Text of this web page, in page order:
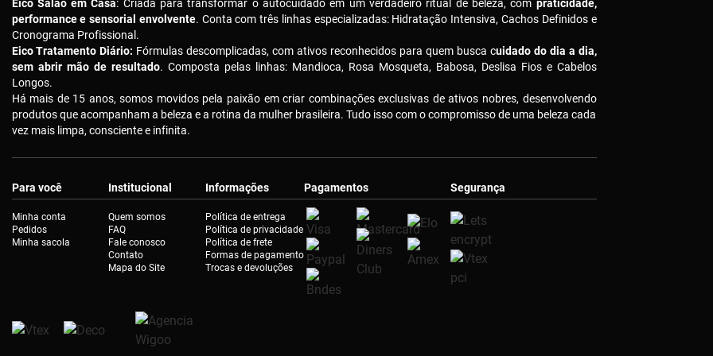
Eico Salão em Casa: Criada para transformar o autocuidado em um verdadeiro ritual de beleza, com praticidade,
performance e sensorial envolvente. Conta com três linhas especializadas: Hidratação Intensiva, Cachos Definidos e
Cronograma Profissional.
Eico Tratamento Diário: Fórmulas descomplicadas, com ativos reconhecidos para quem busca cuidado do dia a dia,
sem abrir mão de resultado. Composta pelas linhas: Mandioca, Rosa Mosqueta, Babosa, Deslisa Fios e Cabelos
Longos.
Há mais de 15 anos, somos movidos pela paixão em criar combinações exclusivas de ativos nobres, desenvolvendo
produtos que acompanham a beleza e a rotina da mulher brasileira. Tudo isso com o compromisso de uma beleza cada
vez mais limpa, consciente e infinita.
Para você
Minha conta
Pedidos
Minha sacola
Institucional
Quem somos
FAQ
Fale conosco
Contato
Mapa do Site
Informações
Política de entrega
Política de privacidade
Política de frete
Formas de pagamento
Trocas e devoluções
Pagamentos Segurança